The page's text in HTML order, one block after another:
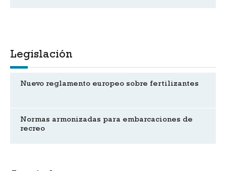
Legislación
Nuevo reglamento europeo sobre fertilizantes
Normas armonizadas para embarcaciones de
recreo